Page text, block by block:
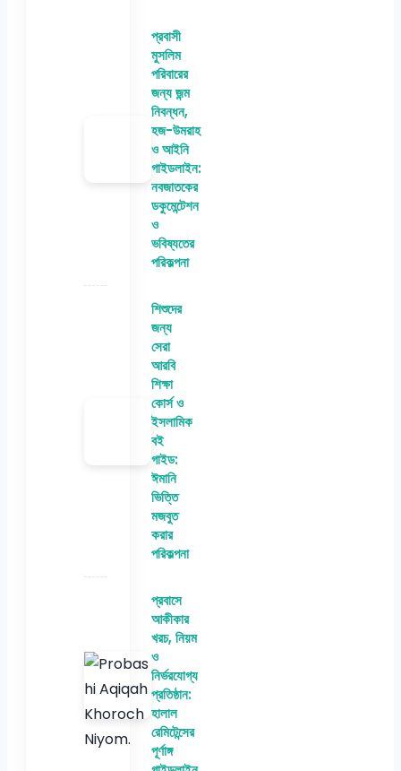
প্রবাসী
মুসলিম
পরিবারের
জন্য জন্ম
নিবন্ধন,
হজ-উমরাহ
ও আইনি
গাইডলাইন:
নবজাতকের
ডকুমেন্টেশন
ও
ভবিষ্যতের
পরিকল্পনা
শিশুদের
জন্য
সেরা
আরবি
শিক্ষা
কোর্স ও
ইসলামিক
বই
গাইড:
ঈমানি
ভিত্তি
মজবুত
করার
পরিকল্পনা
প্রবাসে
আকীকার
খরচ, নিয়ম
ও
নির্ভরযোগ্য
প্রতিষ্ঠান:
হালাল
রেমিটেন্সের
পূর্ণাঙ্গ